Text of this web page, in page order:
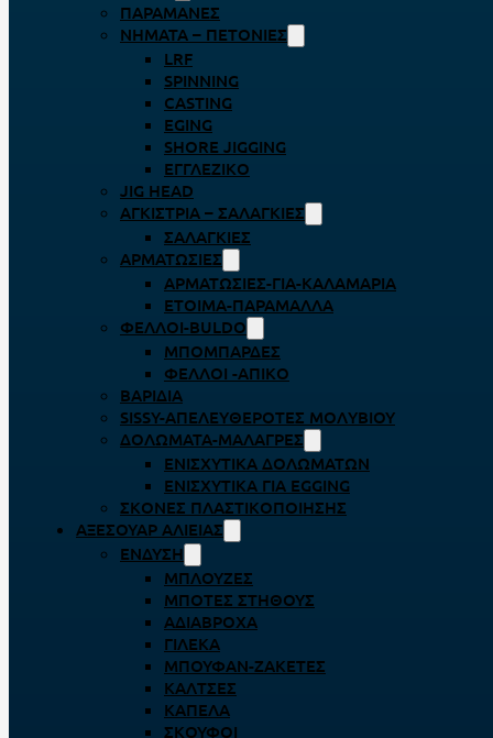
ΠΑΡΑΜΆΝΕΣ
ΝΉΜΑΤΑ – ΠΕΤΟΝΙΈΣ
LRF
SPINNING
CASTING
EGING
SHORE JIGGING
ΕΓΓΛΈΖΙΚΟ
JIG HEAD
ΑΓΚΊΣΤΡΙΑ – ΣΑΛΑΓΚΙΈΣ
ΣΑΛΑΓΚΙΈΣ
ΑΡΜΑΤΩΣΙΈΣ
ΑΡΜΑΤΩΣΙΈΣ-ΓΙΑ-ΚΑΛΑΜΆΡΙΑ
ΈΤΟΙΜΑ-ΠΑΡΆΜΑΛΛΑ
ΦΕΛΛΟΊ-BULDO
ΜΠΟΜΠΆΡΔΕΣ
ΦΕΛΛΟΊ -ΑΠΊΚΟ
ΒΑΡΊΔΙΑ
SISSY-ΑΠΕΛΕΥΘΕΡΟΤΈΣ ΜΟΛΥΒΙΟΎ
ΔΟΛΏΜΑΤΑ-ΜΑΛΆΓΡΕΣ
ΕΝΙΣΧΥΤΙΚΆ ΔΟΛΩΜΆΤΩΝ
ΕΝΙΣΧΥΤΙΚΆ ΓΙΑ EGGING
ΣΚΌΝΕΣ ΠΛΑΣΤΙΚΟΠΟΊΗΣΗΣ
ΑΞΕΣΟΥΆΡ ΑΛΙΕΊΑΣ
ΈΝΔΥΣΗ
ΜΠΛΟΎΖΕΣ
ΜΠΌΤΕΣ ΣΤΉΘΟΥΣ
ΑΔΙΆΒΡΟΧΑ
ΓΙΛΈΚΑ
ΜΠΟΥΦΆΝ-ΖΑΚΈΤΕΣ
ΚΆΛΤΣΕΣ
ΚΑΠΈΛΑ
ΣΚΟΎΦΟΙ